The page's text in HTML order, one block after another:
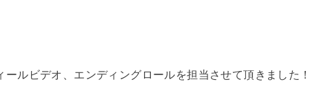
ルビデオ、エンディングロールを担当させて頂きました！